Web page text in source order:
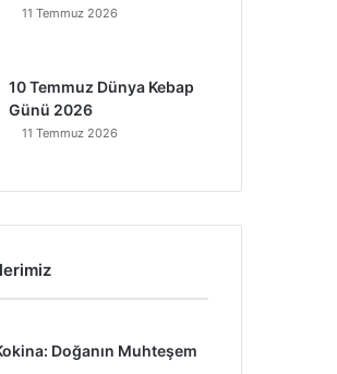
11 Temmuz 2026
10 Temmuz Dünya Kebap
Günü 2026
11 Temmuz 2026
Doğanın Muhteşem